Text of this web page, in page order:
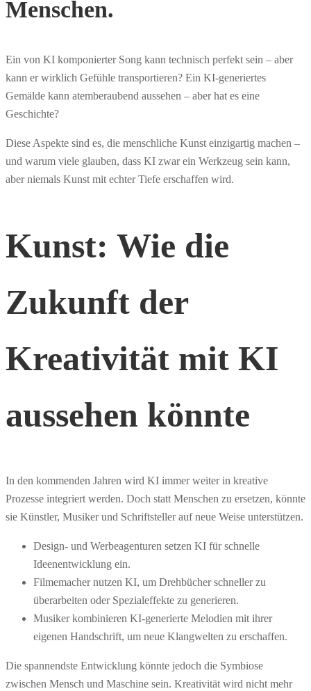
Menschen.
Ein von KI komponierter Song kann technisch perfekt sein – aber
kann er wirklich Gefühle transportieren? Ein KI-generiertes
Gemälde kann atemberaubend aussehen – aber hat es eine
Geschichte?
Diese Aspekte sind es, die menschliche Kunst einzigartig machen –
und warum viele glauben, dass KI zwar ein Werkzeug sein kann,
aber niemals Kunst mit echter Tiefe erschaffen wird.
Kunst: Wie die
Zukunft der
Kreativität mit KI
aussehen könnte
In den kommenden Jahren wird KI immer weiter in kreative
Prozesse integriert werden. Doch statt Menschen zu ersetzen, könnte
sie Künstler, Musiker und Schriftsteller auf neue Weise unterstützen.
Design- und Werbeagenturen setzen KI für schnelle
Ideenentwicklung ein.
Filmemacher nutzen KI, um Drehbücher schneller zu
überarbeiten oder Spezialeffekte zu generieren.
Musiker kombinieren KI-generierte Melodien mit ihrer
eigenen Handschrift, um neue Klangwelten zu erschaffen.
Die spannendste Entwicklung könnte jedoch die Symbiose
zwischen Mensch und Maschine sein. Kreativität wird nicht mehr